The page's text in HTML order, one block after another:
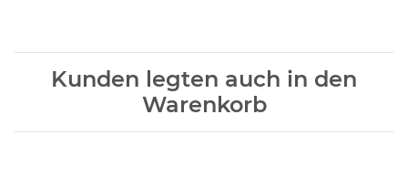
Kunden legten auch in den
Warenkorb